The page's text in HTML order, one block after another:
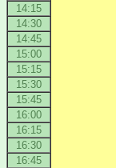
14:15
14:30
14:45
15:00
15:15
15:30
15:45
16:00
16:15
16:30
16:45